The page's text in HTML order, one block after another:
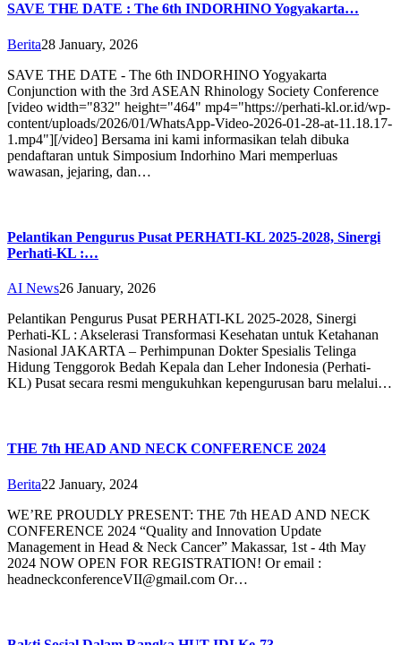
SAVE THE DATE : The 6th INDORHINO Yogyakarta…
Berita28 January, 2026
SAVE THE DATE - The 6th INDORHINO Yogyakarta
Conjunction with the 3rd ASEAN Rhinology Society Conference
[video width="832" height="464" mp4="https://perhati-kl.or.id/wp-
content/uploads/2026/01/WhatsApp-Video-2026-01-28-at-11.18.17-
1.mp4"][/video] Bersama ini kami informasikan telah dibuka
pendaftaran untuk Simposium Indorhino Mari memperluas
wawasan, jejaring, dan…
Pelantikan Pengurus Pusat PERHATI-KL 2025-2028, Sinergi
Perhati-KL :…
AI News26 January, 2026
Pelantikan Pengurus Pusat PERHATI-KL 2025-2028, Sinergi
Perhati-KL : Akselerasi Transformasi Kesehatan untuk Ketahanan
Nasional ​JAKARTA – Perhimpunan Dokter Spesialis Telinga
Hidung Tenggorok Bedah Kepala dan Leher Indonesia (Perhati-
KL) Pusat secara resmi mengukuhkan kepengurusan baru melalui…
THE 7th HEAD AND NECK CONFERENCE 2024
Berita22 January, 2024
WE’RE PROUDLY PRESENT: THE 7th HEAD AND NECK
CONFERENCE 2024 “Quality and Innovation Update
Management in Head & Neck Cancer” Makassar, 1st - 4th May
2024 NOW OPEN FOR REGISTRATION! Or email :
headneckconferenceVII@gmail.com Or…